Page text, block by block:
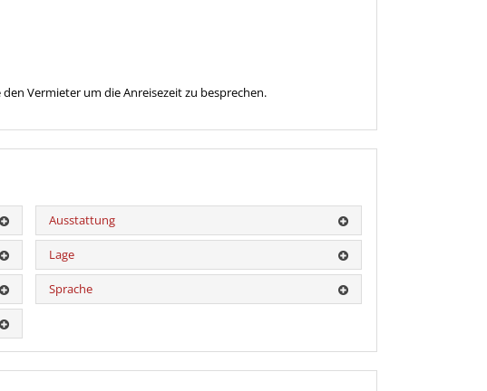
Vermieter um die Anreisezeit zu besprechen.
Ausstattung
Lage
Sprache